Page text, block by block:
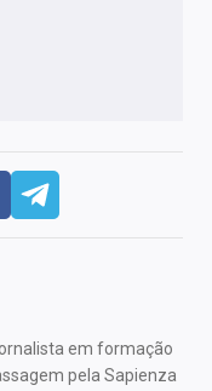
em formação
pela Sapienza